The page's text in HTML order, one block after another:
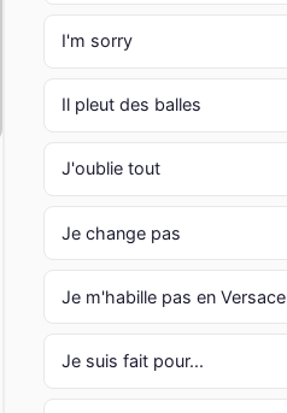
I'm sorry
Il pleut des balles
J'oublie tout
Je change pas
Je m'habille pas en Versace
Je suis fait pour...